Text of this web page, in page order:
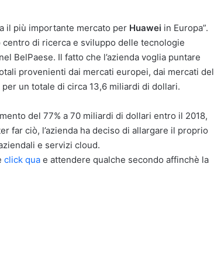
il più importante mercato per Huawei in Europa”.
di ricerca e sviluppo delle tecnologie
nel BelPaese. Il fatto che l’azienda voglia puntare
provenienti dai mercati europei, dai mercati del
un totale di circa 13,6 miliardi di dollari.
del 77% a 70 miliardi di dollari entro il 2018,
far ciò, l’azienda ha deciso di allargare il proprio
e servizi cloud.
click qua e attendere qualche secondo affinchè la